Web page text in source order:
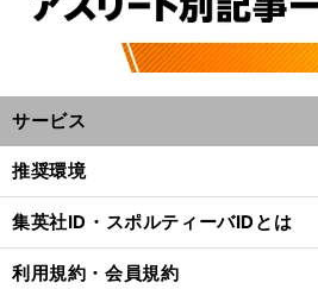
サービス
推奨環境
集英社ID・スポルティーバIDとは
利用規約・会員規約